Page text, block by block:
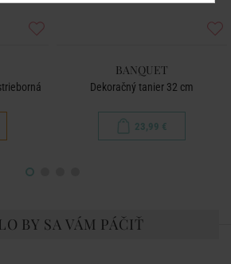
BANQUET
Dekoračný tanier 32 cm
23,99 €
BY SA VÁM PÁČIŤ